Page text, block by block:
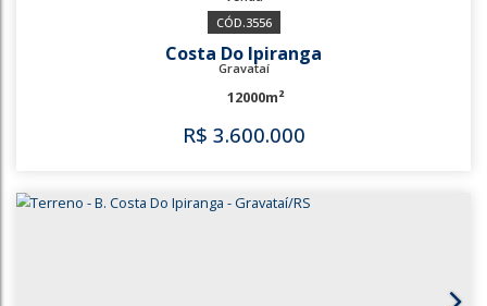
R$3.444.433
Gravataí
22963m²